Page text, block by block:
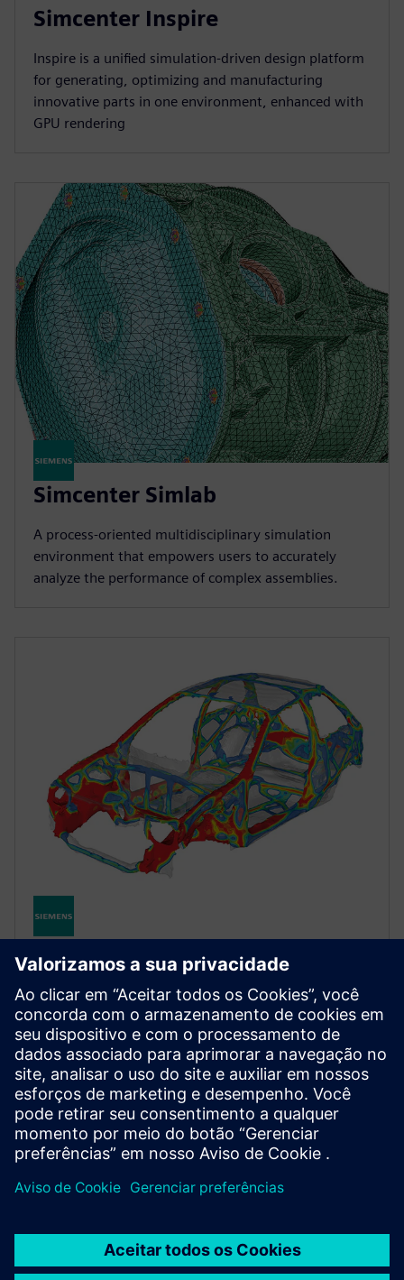
Simcenter Inspire
Inspire is a unified simulation-driven design platform
for generating, optimizing and manufacturing
innovative parts in one environment, enhanced with
GPU rendering
Simcenter Simlab
A process-oriented multidisciplinary simulation
environment that empowers users to accurately
analyze the performance of complex assemblies.
STRUCTURAL SIMULATION
Simcenter Optistruct
Solucionador estrutural comprovado pelo setor para
análise linear e não linear sob cargas estáticas e
dinâmicas, liderando o mercado em design e
otimização